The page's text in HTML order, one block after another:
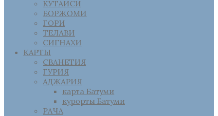
КУТАИСИ
БОРЖОМИ
ГОРИ
ТЕЛАВИ
СИГНАХИ
КАРТЫ
СВАНЕТИЯ
ГУРИЯ
АДЖАРИЯ
карта Батуми
курорты Батуми
РАЧА